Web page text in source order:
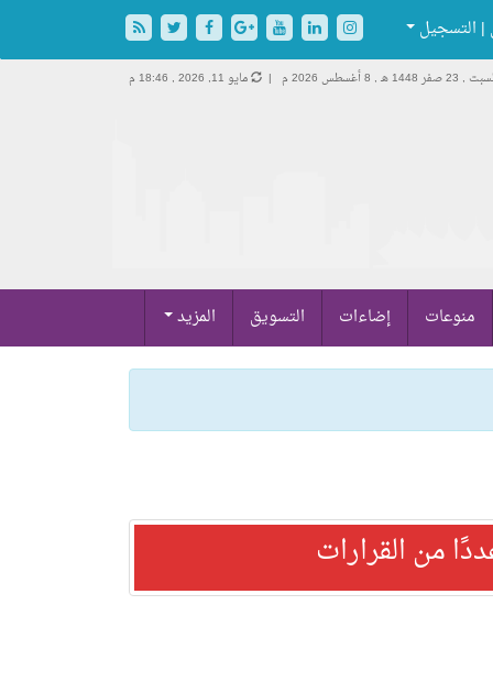
التسجيل
, 23 صفر 1448 هـ , 8 أغسطس 2026 م | مايو 11, 2026 , 18:46 م
منوعات إضاءات التسويق المزيد
من القرارات